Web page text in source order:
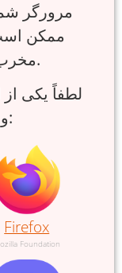
مرورگر
ممکن
مخرب به ویروس آلوده شوید.
لطفاً یکی از
و عالی را دانلود کنید:
Firefox
Foundation